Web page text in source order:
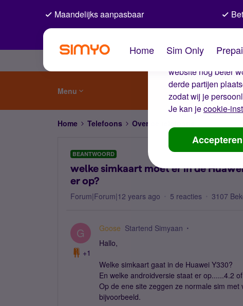
De
Wij gebruiken
website nog beter
derde partijen
zodat wij je
Je kan jecookie-
Accepteren
Maandelijks aanpasbaar
Home Sim Only
Menu
Home Telefoons Overige telefoons
BEANTWOORD
welke simkaart moet er in de
er op?
Forum|Forum|12 years ago 5 reacties 3107
G
+1
Goose Startend Simyaan
Hallo,
Welke simkaart gaat in de Huawei Y330?
En welke androidversie staat er op......4.2
Op de ene site zeggen ze normale sim
bijvoorbeeld.